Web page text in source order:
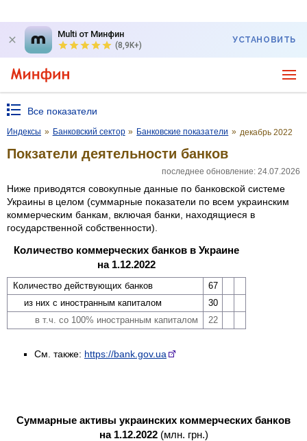
Multi от Минфин
(8,9K+)
УСТАНОВИТЬ
Все показатели
Индексы » Банковский сектор » Банковские показатели » декабрь 2022
Покзатели деятельности банков
последнее обновление: 24.07.2026
Ниже приводятся совокупные данные по банковской системе
Украины в целом (суммарные показатели по всем украинским
коммерческим банкам, включая банки, находящиеся в
государственной собственности).
Количество коммерческих банков в Украине
на 1.12.2022
Количество действующих банков
67
из них с иностранным капиталом
30
в т.ч. со 100% иностранным капиталом
22
См. также: https://bank.gov.ua
Суммарные активы украинских коммерческих банков
на 1.12.2022 (млн. грн.)